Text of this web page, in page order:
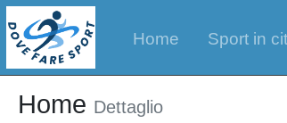
Home Sport in
Home Dettaglio